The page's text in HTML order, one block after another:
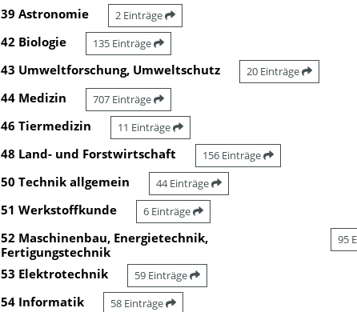
39 Astronomie 2 Einträge
42 Biologie 135 Einträge
43 Umweltforschung, Umweltschutz 20 Einträge
44 Medizin 707 Einträge
46 Tiermedizin 11 Einträge
48 Land- und Forstwirtschaft 156 Einträge
50 Technik allgemein 44 Einträge
51 Werkstoffkunde 6 Einträge
52 Maschinenbau, Energietechnik,
Fertigungstechnik
95
53 Elektrotechnik 59 Einträge
54 Informatik 58 Einträge